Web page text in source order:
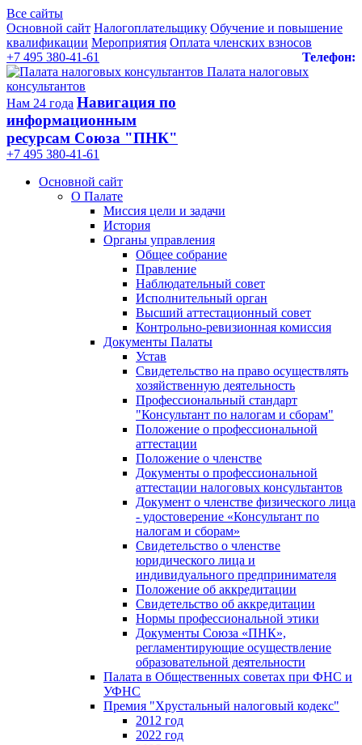
Все сайты
Основной сайт Налогоплательщику Обучение и повышение
квалификации Мероприятия Оплата членских взносов
Телефон:
+7 495 380-41-61
Палата налоговых
консультантов
Нам 24 года Навигация по
информационным
ресурсам Союза "ПНК"
+7 495 380‑41‑61
Основной сайт
О Палате
Миссия цели и задачи
История
Органы управления
Общее собрание
Правление
Наблюдательный совет
Исполнительный орган
Высший аттестационный совет
Контрольно-ревизионная комиссия
Документы Палаты
Устав
Свидетельство на право осуществлять
хозяйственную деятельность
Профессиональный стандарт
"Консультант по налогам и сборам"
Положение о профессиональной
аттестации
Положение о членстве
Документы о профессиональной
аттестации налоговых консультантов
Документ о членстве физического лица
- удостоверение «Консультант по
налогам и сборам»
Свидетельство о членстве
юридического лица и
индивидуального предпринимателя
Положение об аккредитации
Свидетельство об аккредитации
Нормы профессиональной этики
Документы Союза «ПНК»,
регламентирующие осуществление
образовательной деятельности
Палата в Общественных советах при ФНС и
УФНС
Премия "Хрустальный налоговый кодекс"
2012 год
2022 год